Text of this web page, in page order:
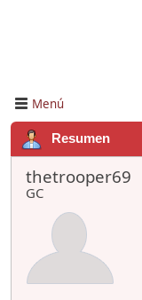
Menú
Resumen
thetrooper69
GC